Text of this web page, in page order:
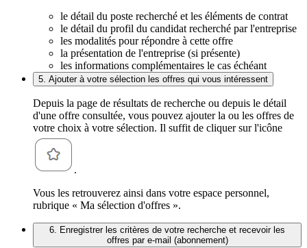
le détail du poste recherché et les éléments de contrat
le détail du profil du candidat recherché par l'entreprise
les modalités pour répondre à cette offre
la présentation de l'entreprise (si présente)
les informations complémentaires le cas échéant
5. Ajouter à votre sélection les offres qui vous intéressent
Depuis la page de résultats de recherche ou depuis le détail
d'une offre consultée, vous pouvez ajouter la ou les offres de
votre choix à votre sélection. Il suffit de cliquer sur l'icône
.
Vous les retrouverez ainsi dans votre espace personnel,
rubrique « Ma sélection d'offres ».
6. Enregistrer les critères de votre recherche et recevoir les
offres par e-mail (abonnement)